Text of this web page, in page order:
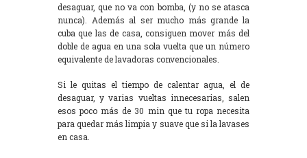
desaguar, que no va con bomba, (y no se atasca
nunca). Además al ser mucho más grande la
cuba que las de casa, consiguen mover más del
doble de agua en una sola vuelta que un número
equivalente de lavadoras convencionales.
Si le quitas el tiempo de calentar agua, el de
desaguar, y varias vueltas innecesarias, salen
esos poco más de 30 min que tu ropa necesita
para quedar más limpia y suave que si la lavases
en casa.